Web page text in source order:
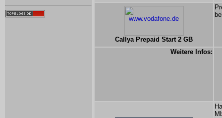
Callya Prepaid Start 2 GB
Weitere Infos: